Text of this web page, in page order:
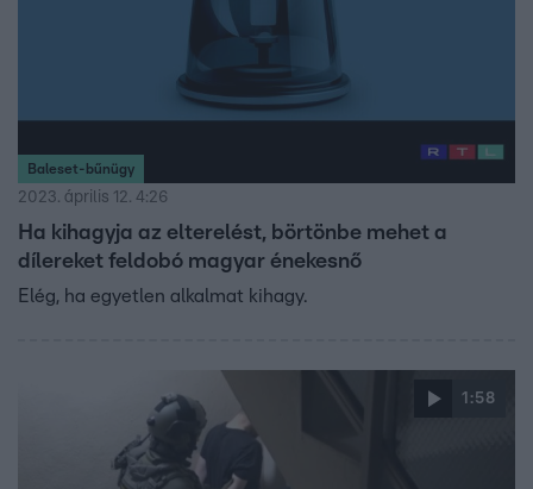
Baleset-bűnügy
2023. április 12. 4:26
Ha kihagyja az elterelést, börtönbe mehet a
dílereket feldobó magyar énekesnő
Elég, ha egyetlen alkalmat kihagy.
1:58